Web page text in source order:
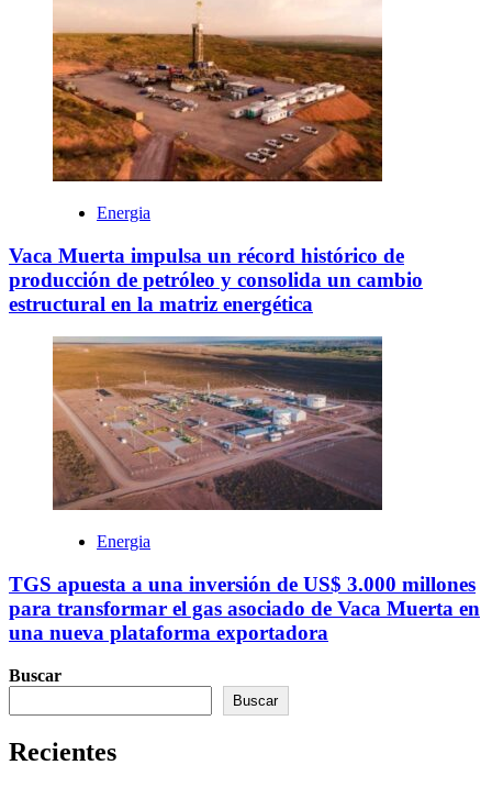
Energia
Vaca Muerta impulsa un récord histórico de
producción de petróleo y consolida un cambio
estructural en la matriz energética
Energia
TGS apuesta a una inversión de US$ 3.000 millones
para transformar el gas asociado de Vaca Muerta en
una nueva plataforma exportadora
Buscar
Buscar
Recientes